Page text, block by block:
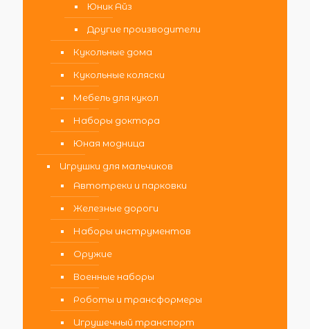
Юник Айз
Другие производители
Кукольные дома
Кукольные коляски
Мебель для кукол
Наборы доктора
Юная модница
Игрушки для мальчиков
Автотреки и парковки
Железные дороги
Наборы инструментов
Оружие
Военные наборы
Роботы и трансформеры
Игрушечный транспорт